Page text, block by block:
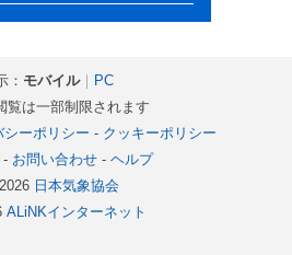
： モバイル｜ PC
覧は一部制限されます
シーポリシー - クッキーポリシー
お問い合わせ- ヘルプ
日本気象協会
ALiNKインターネット